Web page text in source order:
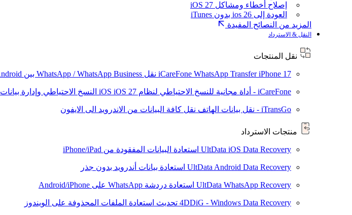
إصلاح أخطاء ومشاكل iOS 27
العودة إلى ios 26 بدون iTunes
المزيد من النصائح المفيدة
النقل & الاسترداد
نقل المنتجات
iCareFone WhatsApp TransferiPhone 17 نقل WhatsApp / WhatsApp Business بين Android و iPhone
iCareFone - أداة مجانية للنسخ الاحتياطي لنظام iOS iOS 27 النسخ الاحتياطي وإدارة بيانات iOS بسهولة
iTransGo - نقل بيانات الهاتف نقل كافة البيانات من الاندرويد الى الايفون
منتجات الاسترداد
UltData iOS Data Recovery استعادة البيانات المفقودة من iPhone/iPad
UltData Android Data Recovery استعادة بيانات أندرويد بدون جذر
UltData WhatsApp Recovery استعادة دردشة WhatsApp على Android/iPhone
4DDiG - Windows Data Recovery تحديث استعادة الملفات المحذوفة على الويندوز